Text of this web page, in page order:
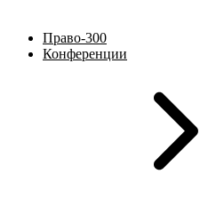
Право-300
Конференции